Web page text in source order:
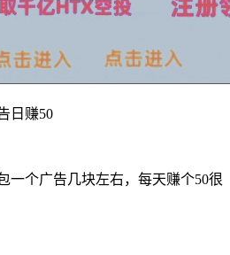
日赚50
一个广告几块左右，每天赚个50很